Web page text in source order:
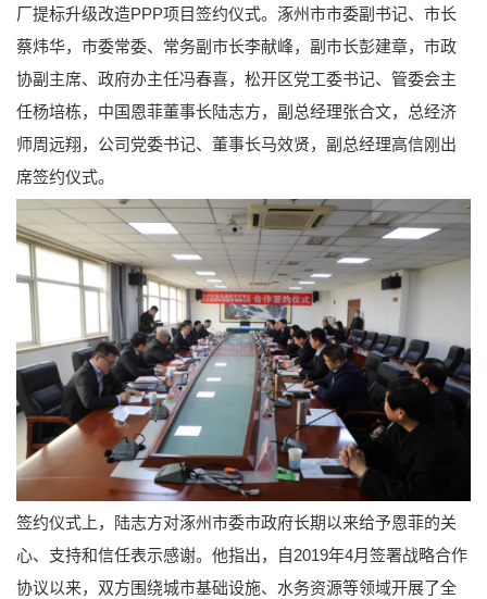
厂提标升级改造PPP项目签约仪式。涿州市市委副书记、市长
蔡炜华，市委常委、常务副市长李献峰，副市长彭建章，市政
协副主席、政府办主任冯春喜，松开区党工委书记、管委会主
任杨培栋，中国恩菲董事长陆志方，副总经理张合文，总经济
师周远翔，公司党委书记、董事长马效贤，副总经理高信刚出
席签约仪式。
签约仪式上，陆志方对涿州市委市政府长期以来给予恩菲的关
心、支持和信任表示感谢。他指出，自2019年4月签署战略合作
协议以来，双方围绕城市基础设施、水务资源等领域开展了全